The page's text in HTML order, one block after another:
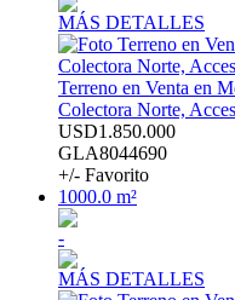
MÁS DETALLES
Terreno en Venta en
Colectora Norte,
USD1.850.000
GLA8044690
+/- Favorito
1000.0 m²
-
MÁS DETALLES